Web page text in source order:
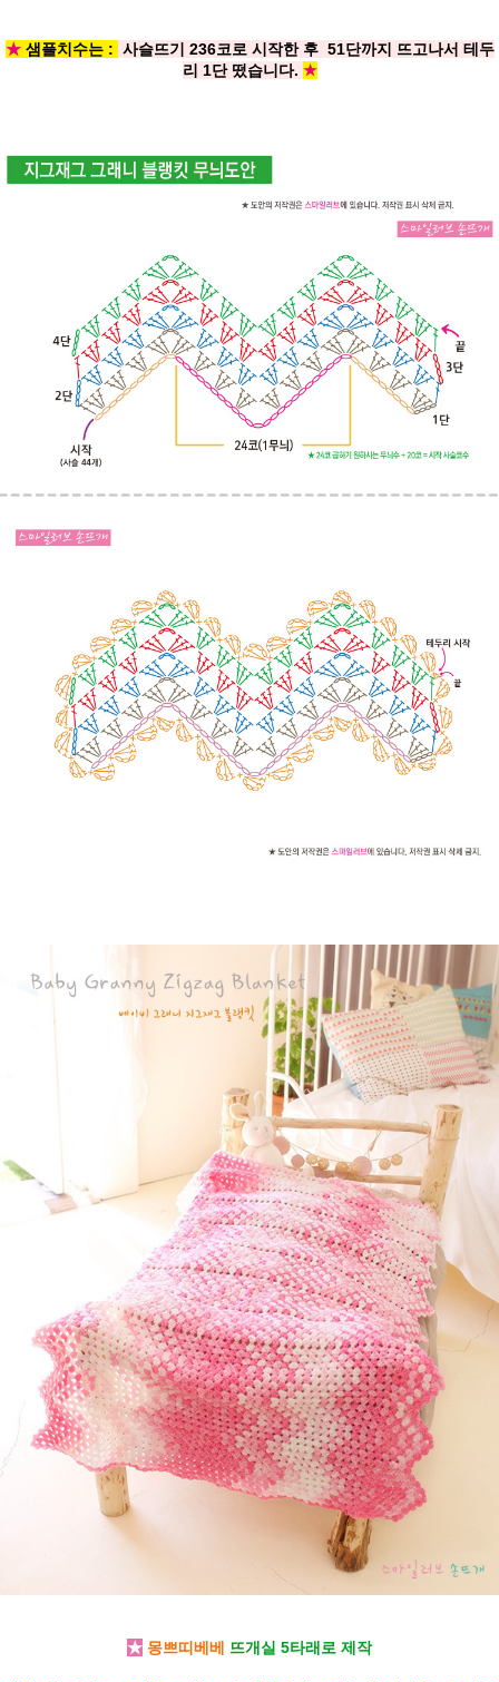
★샘플치수는 : 사슬뜨기 236코로 시작한 후 51단까지 뜨고나서 테두
리 1단 떴습니다. ★
★ 몽쁘띠베베 뜨개실 5타래로 제작